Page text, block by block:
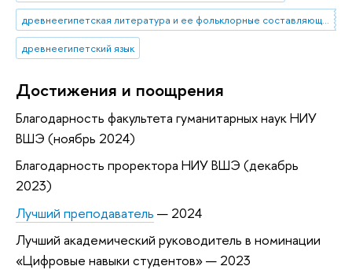
древнеегипетская литература и ее фольклорные составляющие
древнеегипетский язык
Достижения и поощрения
Благодарность факультета гуманитарных наук НИУ
ВШЭ (ноябрь 2024)
Благодарность проректора НИУ ВШЭ (декабрь
2023)
Лучший преподаватель — 2024
Лучший академический руководитель в номинации
«Цифровые навыки студентов» — 2023